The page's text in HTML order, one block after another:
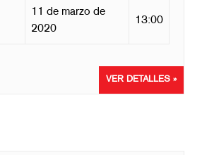
11 de marzo de
2020
13:00
VER DETALLES »